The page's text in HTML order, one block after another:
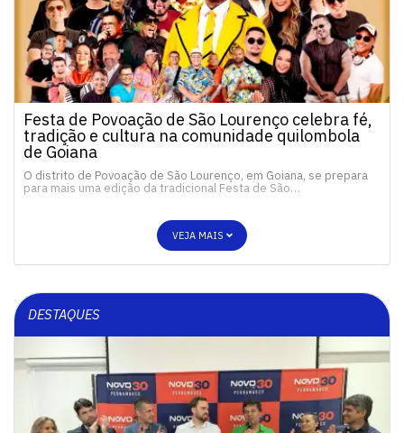
Festa de Povoação de São Lourenço celebra fé,
tradição e cultura na comunidade quilombola
de Goiana
O distrito de Povoação de São Lourenço, em Goiana, se prepara
para mais uma edição da tradicional Festa de São…
VEJA MAIS
DESTAQUES